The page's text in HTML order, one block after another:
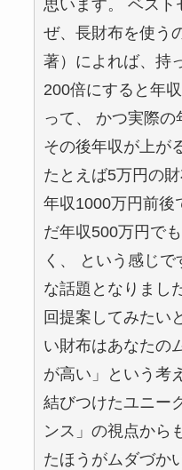
思います。 ベスト
ぜ、長財布を使う
著）によれば、持
200倍にすると年
って、 かつ実際
その後年収が上が
たとえば5万円の
年収1000万円前後
だ年収500万円で
く、 という感じ
な話題となりまし
回提案してみたい
い財布はあなたの
が高い」という考
結びつけたユニー
ンス」の視点から
たほうがムダづか